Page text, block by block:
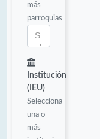
más
parroquias
Institución
(IEU)
Selecciona
una o
más